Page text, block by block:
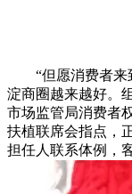
“但愿消费者来
淀商圈越来越好。
市场监管局消费者
扶植联席会指点，
担任人联系体例，